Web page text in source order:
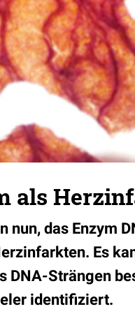
als
nun, das Enzym
Es
DNA-Strängen
identifiziert.